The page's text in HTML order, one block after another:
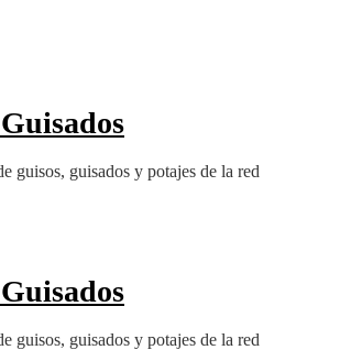
guisos, guisados y potajes de la red
guisos, guisados y potajes de la red